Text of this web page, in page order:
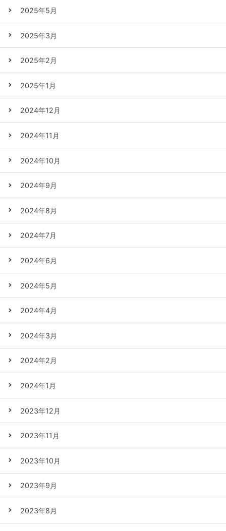
2025年5月
2025年3月
2025年2月
2025年1月
2024年12月
2024年11月
2024年10月
2024年9月
2024年8月
2024年7月
2024年6月
2024年5月
2024年4月
2024年3月
2024年2月
2024年1月
2023年12月
2023年11月
2023年10月
2023年9月
2023年8月